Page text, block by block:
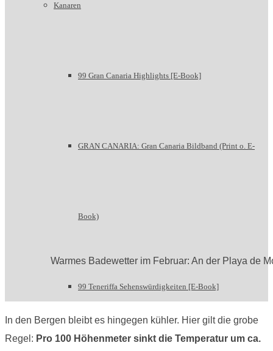
Kanaren
99 Gran Canaria Highlights [E-Book]
GRAN CANARIA: Gran Canaria Bildband (Print o. E-
Book)
99 Teneriffa Sehenswürdigkeiten [E-Book]
Warmes Badewetter im Februar: An der Playa de
In den Bergen bleibt es hingegen kühler. Hier gilt die grobe
Regel: Pro 100 Höhenmeter sinkt die Temperatur um ca.